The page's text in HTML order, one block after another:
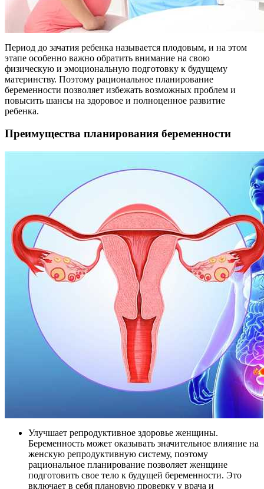
Период до зачатия ребенка называется плодовым, и на этом
этапе особенно важно обратить внимание на свою
физическую и эмоциональную подготовку к будущему
материнству. Поэтому рациональное планирование
беременности позволяет избежать возможных проблем и
повысить шансы на здоровое и полноценное развитие
ребенка.
Преимущества планирования беременности
Улучшает репродуктивное здоровье женщины.
Беременность может оказывать значительное влияние на
женскую репродуктивную систему, поэтому
рациональное планирование позволяет женщине
подготовить свое тело к будущей беременности. Это
включает в себя плановую проверку у врача и